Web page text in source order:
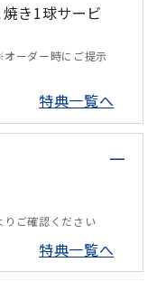
き1球サービ
ーダー時にご提示
特典一覧へ
ご確認ください
特典一覧へ